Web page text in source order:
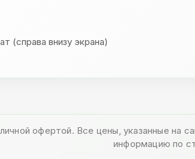
(справа внизу экрана)
офертой. Все цены, указанные на
информацию по